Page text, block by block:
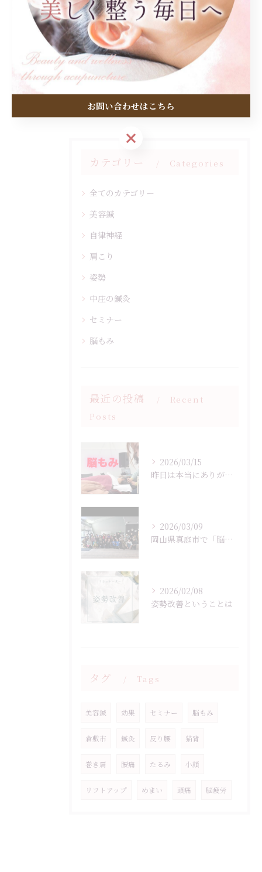
関連タグ
#美容鍼 #リフトアップ
カテゴリー Categories
全てのカテゴリー
美容鍼
自律神経
肩こり
姿勢
中庄の鍼灸
セミナー
脳もみ
最近の投稿
Recent
Posts
2026/03/15
昨日は本当にありがとうございました✨
2026/03/09
岡山県真庭市で「脳もみ」を広げたいという想いで初めてマルシェ...
2026/02/08
姿勢改善ということは
タグ Tags
美容鍼 効果 セミナー 脳もみ
倉敷市 鍼灸 反り腰 猫背
巻き肩 腰痛 たるみ 小顔
リフトアップ めまい 頭痛 脳疲労
お問い合わせはこちら